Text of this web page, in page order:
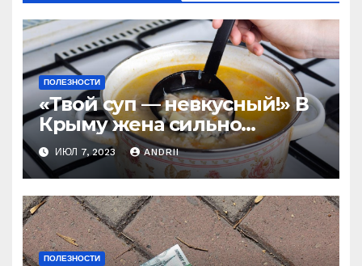
ПОЛЕЗНОСТИ
«Твой суп — невкусный!» В
Крыму жена сильно
наказала мужа за
нелестный отзыв о её
стряпне
ИЮЛ 7, 2023 ANDRII
ПОЛЕЗНОСТИ